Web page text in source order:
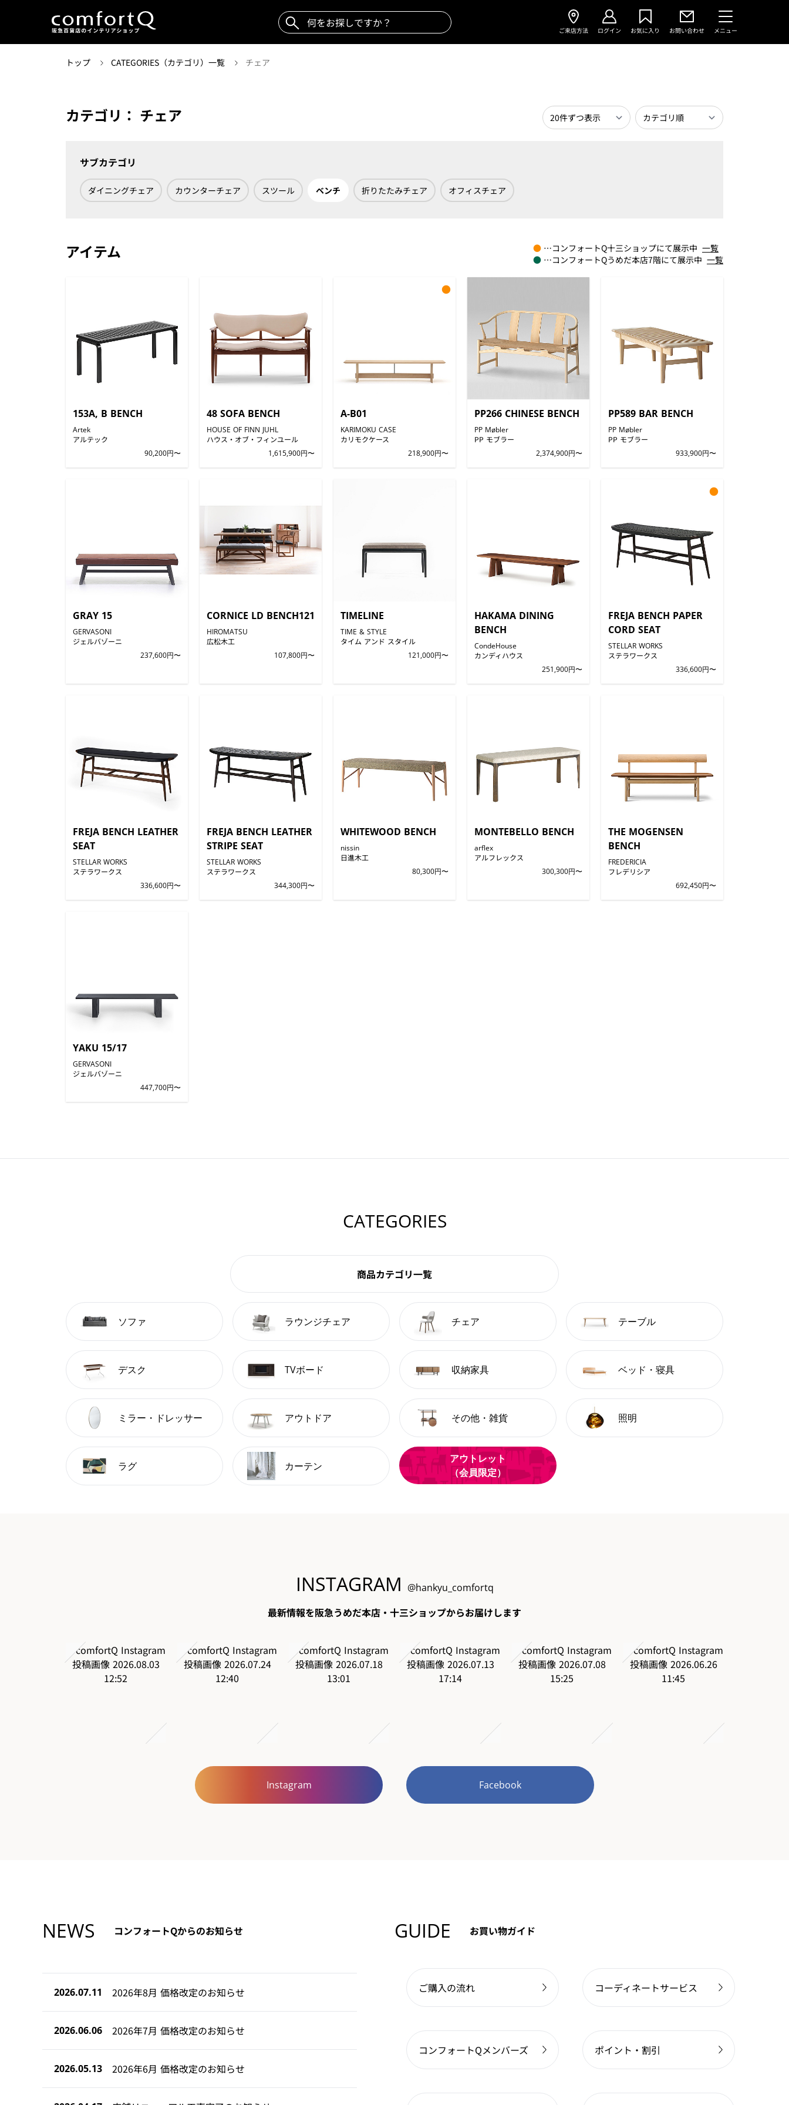
ご来店方法 ログイン お気に入り お問い合わせ メニュー
トップ CATEGORIES（カテゴリ）一覧 チェア
カテゴリ： チェア
サブカテゴリ
ダイニングチェア カウンターチェア スツール ベンチ 折りたたみチェア オフィスチェア
アイテム ● …コンフォートQ十三ショップにて展示中 一覧
● …コンフォートQうめだ本店7階にて展示中 一覧
153A, B BENCH
Artek
アルテック
90,200円〜
48 SOFA BENCH
HOUSE OF FINN JUHL
ハウス・オブ・フィンユール
1,615,900円〜
A-B01
KARIMOKU CASE
カリモクケース
218,900円〜
●
PP266 CHINESE BENCH
PP Møbler
PP モブラー
2,374,900円〜
PP589 BAR BENCH
PP Møbler
PP モブラー
933,900円〜
GRAY 15
GERVASONI
ジェルバゾーニ
237,600円〜
CORNICE LD BENCH121
HIROMATSU
広松木工
107,800円〜
TIMELINE
TIME & STYLE
タイム アンド スタイル
121,000円〜
HAKAMA DINING
BENCH
CondeHouse
カンディハウス
251,900円〜
FREJA BENCH PAPER
CORD SEAT
STELLAR WORKS
ステラワークス
336,600円〜
●
FREJA BENCH LEATHER
SEAT
STELLAR WORKS
ステラワークス
336,600円〜
FREJA BENCH LEATHER
STRIPE SEAT
STELLAR WORKS
ステラワークス
344,300円〜
WHITEWOOD BENCH
nissin
日進木工
80,300円〜
MONTEBELLO BENCH
arflex
アルフレックス
300,300円〜
THE MOGENSEN
BENCH
FREDERICIA
フレデリシア
692,450円〜
YAKU 15/17
GERVASONI
ジェルバゾーニ
447,700円〜
CATEGORIES
商品カテゴリ一覧
ソファ ラウンジチェア チェア テーブル
デスク TVボード 収納家具 ベッド・寝具
ミラー・ドレッサー アウトドア その他・雑貨 照明
ラグ カーテン
アウトレット
（会員限定）
INSTAGRAM @hankyu_comfortq
最新情報を阪急うめだ本店・十三ショップからお届けします
Instagram Facebook
NEWS コンフォートQからのお知らせ
2026.07.11 2026年8月 価格改定のお知らせ
2026.06.06 2026年7月 価格改定のお知らせ
2026.05.13 2026年6月 価格改定のお知らせ
GUIDE お買い物ガイド
ご購入の流れ コーディネートサービス
コンフォートQメンバーズ ポイント・割引